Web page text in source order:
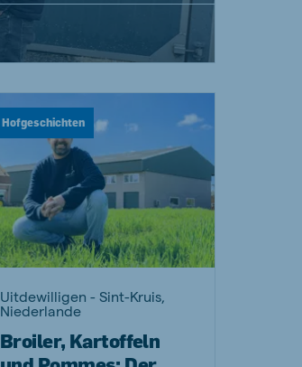
Hofgeschichten
Uitdewilligen - Sint-Kruis,
Niederlande
Broiler, Kartoffeln